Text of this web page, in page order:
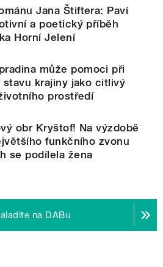
Jana Štiftera: Paví
a poetický příběh
Horní Jelení
může pomoci při
stavu krajiny jako citlivý
prostředí
obr Kryštof! Na výzdobě
funkčního zvonu
se podílela žena
na DABu